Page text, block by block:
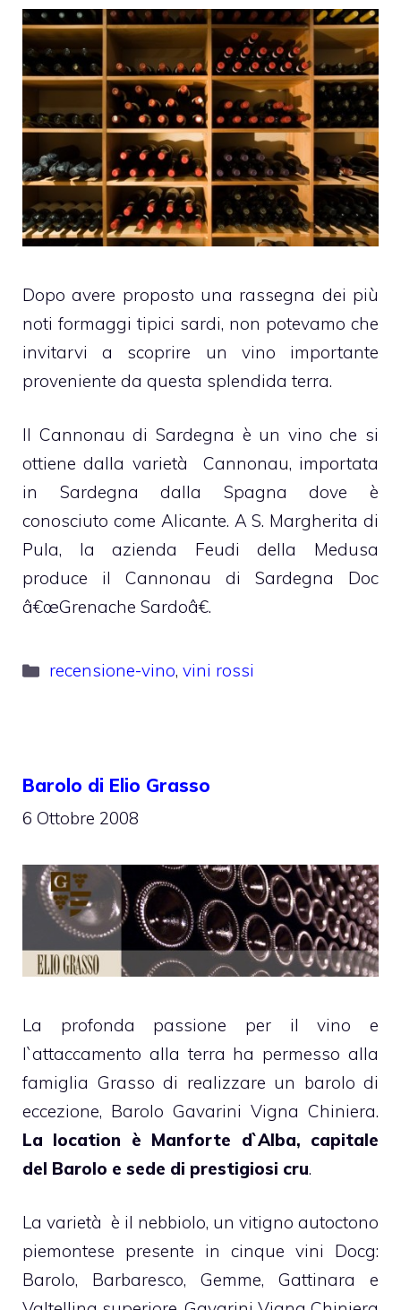
Dopo avere proposto una rassegna dei più
noti formaggi tipici sardi, non potevamo che
invitarvi a scoprire un vino importante
proveniente da questa splendida terra.
Il Cannonau di Sardegna è un vino che si
ottiene dalla varietà Cannonau, importata
in Sardegna dalla Spagna dove è
conosciuto come Alicante. A S. Margherita di
Pula, la azienda Feudi della Medusa
produce il Cannonau di Sardegna Doc
â€œGrenache Sardoâ€.
Categorie
recensione-vino,vini rossi
Barolo di Elio Grasso
6 Ottobre 2008
La profonda passione per il vino e
l`attaccamento alla terra ha permesso alla
famiglia Grasso di realizzare un barolo di
eccezione, Barolo Gavarini Vigna Chiniera.
La location è Manforte d`Alba, capitale
del Barolo e sede di prestigiosi cru.
La varietà è il nebbiolo, un vitigno autoctono
piemontese presente in cinque vini Docg:
Barolo, Barbaresco, Gemme, Gattinara e